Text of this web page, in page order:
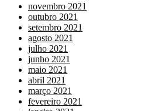
novembro 2021
outubro 2021
setembro 2021
agosto 2021
julho 2021
junho 2021
maio 2021
abril 2021
março 2021
fevereiro 2021